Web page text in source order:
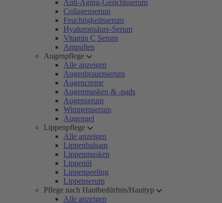
Anti-Aging-Gesichtsserum
Collagenserum
Feuchtigkeitsserum
Hyaluronsäure-Serum
Vitamin C Serum
Ampullen
Augenpflege
Alle anzeigen
Augenbrauenserum
Augencreme
Augenmasken & -pads
Augenserum
Wimpernserum
Augengel
Lippenpflege
Alle anzeigen
Lippenbalsam
Lippenmasken
Lippenöl
Lippenpeeling
Lippenserum
Pflege nach Hautbedürfnis/Hauttyp
Alle anzeigen